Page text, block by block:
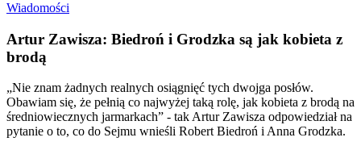
Wiadomości
Artur Zawisza: Biedroń i Grodzka są jak kobieta z
brodą
„Nie znam żadnych realnych osiągnięć tych dwojga posłów.
Obawiam się, że pełnią co najwyżej taką rolę, jak kobieta z brodą na
średniowiecznych jarmarkach” - tak Artur Zawisza odpowiedział na
pytanie o to, co do Sejmu wnieśli Robert Biedroń i Anna Grodzka.